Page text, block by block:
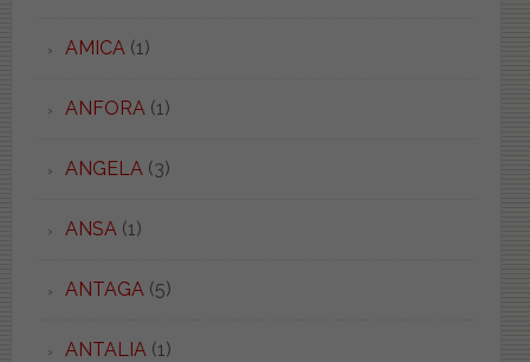
AMICA(1)
ANFORA(1)
ANGELA(3)
ANSA(1)
ANTAGA(5)
ANTALIA(1)